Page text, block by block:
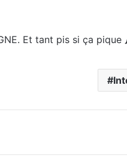
Et tant pis si ça